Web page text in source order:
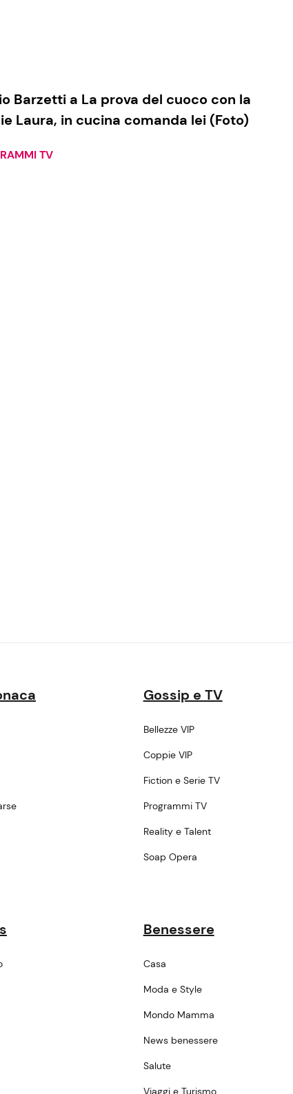
Barzetti a La prova del cuoco con la
Laura, in cucina comanda lei (Foto)
TV
Gossip e TV
Bellezze VIP
Coppie VIP
Fiction e Serie TV
Programmi TV
Reality e Talent
Soap Opera
Benessere
Casa
Moda e Style
Mondo Mamma
News benessere
Salute
Viaggi e Turismo